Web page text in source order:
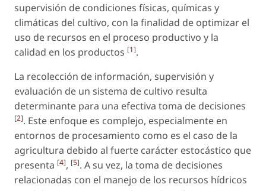
supervisión de condiciones físicas, químicas y
climáticas del cultivo, con la finalidad de optimizar el
uso de recursos en el proceso productivo y la
calidad en los productos [1].
La recolección de información, supervisión y
evaluación de un sistema de cultivo resulta
determinante para una efectiva toma de decisiones
[2]. Este enfoque es complejo, especialmente en
entornos de procesamiento como es el caso de la
agricultura debido al fuerte carácter estocástico que
presenta [4], [5]. A su vez, la toma de decisiones
relacionadas con el manejo de los recursos hídricos